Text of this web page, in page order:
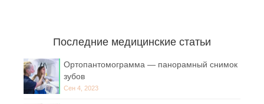
Последние медицинские статьи
Ортопантомограмма — панорамный снимок
зубов
Сен 4, 2023